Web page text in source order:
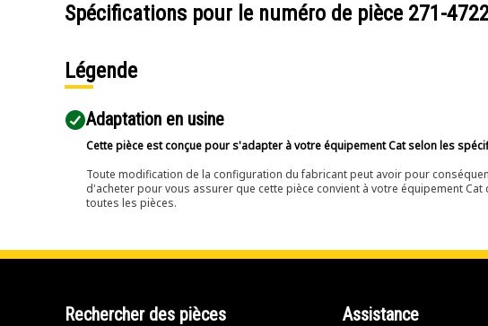
Spécifications pour le numéro de pièce 271-
Légende
Adaptation en usine
Cette pièce est conçue pour s'adapter à votre équipement Cat selon les
Toute modification de la configuration du fabricant peut avoir pour
d'acheter pour vous assurer que cette pièce convient à votre équipement
toutes les pièces.
Rechercher des pièces Assistance